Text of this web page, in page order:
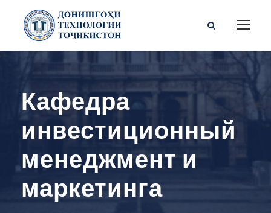
Кафедра
инвестиционный
менеджмент и
маркетинга